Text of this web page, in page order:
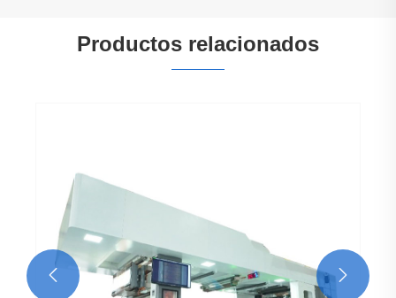
Productos relacionados
plástica
 